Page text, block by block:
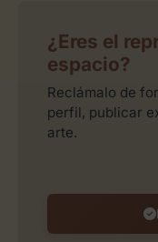
¿Eres el
espacio?
Reclámalo de
perfil, publicar
arte.